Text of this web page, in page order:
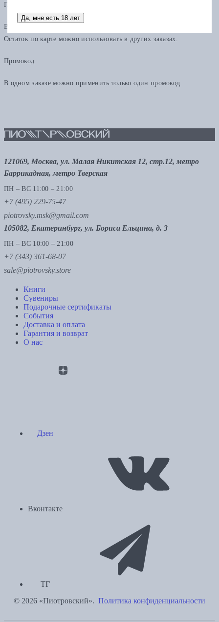
Подарочная карта
В одном заказе можно применить только одну подарочную карту.
Остаток по карте можно использовать в других заказах.
Промокод
В одном заказе можно применить только один промокод
121069, Москва, ул. Малая Никитская 12, стр.12, метро
Баррикадная, метро Тверская
ПН – ВС 11:00 – 21:00
+7 (495) 229-75-47
piotrovsky.msk@gmail.com
105082, Екатеринбург, ул. Бориса Ельцина, д. 3
ПН – ВС 10:00 – 21:00
+7 (343) 361-68-07
sale@piotrovsky.store
Книги
Сувениры
Подарочные сертификаты
События
Доставка и оплата
Гарантия и возврат
О нас
Дзен
Вконтакте
ТГ
© 2026 «Пиотровский». Политика конфиденциальности
Да, мне есть 18 лет